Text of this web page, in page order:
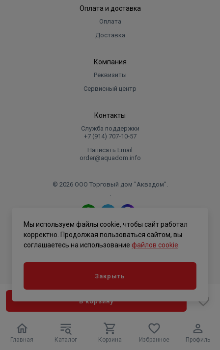
Главная Каталог Корзина Избранное Профиль
В корзину
Оплата и доставка
Оплата
Доставка
Компания
Реквизиты
Сервисный центр
Контакты
Служба поддержки
+7 (914) 707‑10‑57
Написать Email
order@aquadom.info
© 2026 ООО Торговый дом "Аквадом".
.
Политика конфиденциальности
Мы используем файлы cookie, чтобы сайт работал
корректно. Продолжая пользоваться сайтом, вы
соглашаетесь на использование файлов cookie
Закрыть